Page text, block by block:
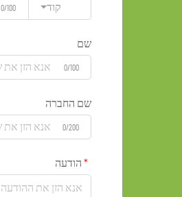
קוד 0/100
שם
0/100
שם החברה
0/200
הודעה